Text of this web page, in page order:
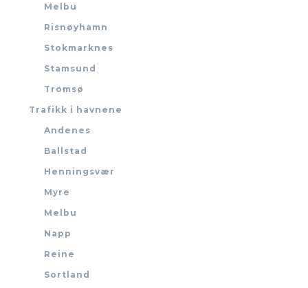
Melbu
Risnøyhamn
Stokmarknes
Stamsund
Tromsø
Trafikk i havnene
Andenes
Ballstad
Henningsvær
Myre
Melbu
Napp
Reine
Sortland